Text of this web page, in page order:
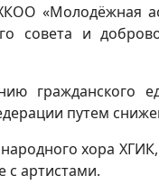
«Молодёжная
совета и
гражданского
путем
хора
с артистами.